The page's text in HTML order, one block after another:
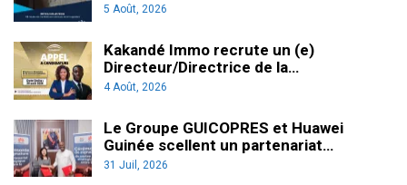
5 Août, 2026
Kakandé Immo recrute un (e)
Directeur/Directrice de la…
4 Août, 2026
Le Groupe GUICOPRES et Huawei
Guinée scellent un partenariat…
31 Juil, 2026